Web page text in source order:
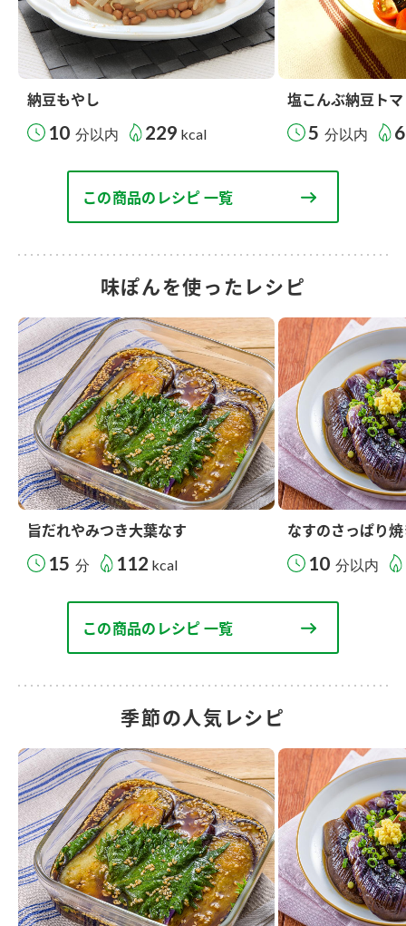
納豆もやし
10 分以内 229 kcal
塩こんぶ納豆トマ
5 分以内
この商品のレシピ 一覧
味ぽんを使ったレシピ
旨だれやみつき大葉なす
15 分 112 kcal
なすのさっぱり
10 分以内
この商品のレシピ 一覧
季節の人気レシピ